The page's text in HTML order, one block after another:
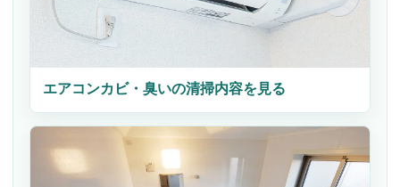
エアコンカビ・臭いの清掃内容を見る